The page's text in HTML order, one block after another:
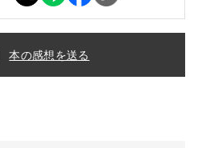
本の感想を送る